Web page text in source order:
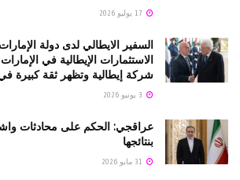
السفير الايطالي لدى دولة
شركة إيطالية وتظهر ثقة كبيرة في
عراقجي: الحكم على محادثات
بنتائجها